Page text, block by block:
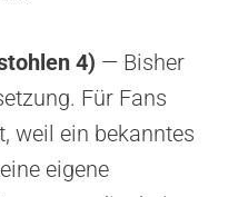
4) — Bisher
Für Fans
weil ein bekanntes
eigene